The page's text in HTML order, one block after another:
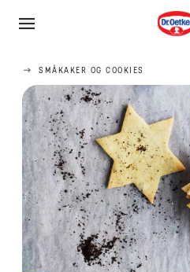
SMÅKAKER OG COOKIES